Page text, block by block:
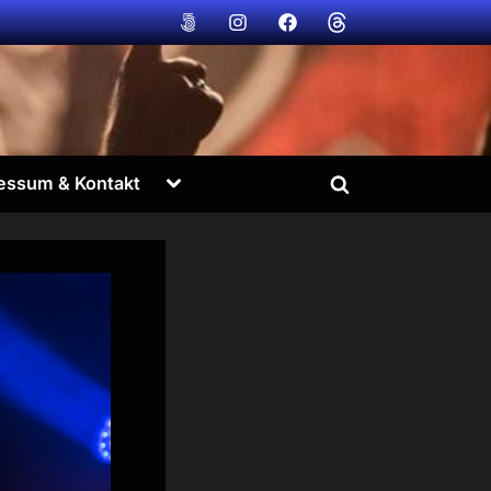
Bildvogt
@
500px
Bildvogt
@
instagram
Bildvogt
@
facebook
Bildvogt
@
& Kontakt
Toggle
menu
Toggle